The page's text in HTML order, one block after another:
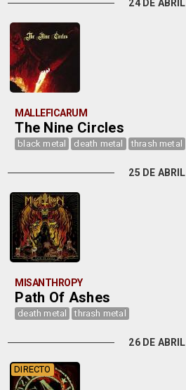
24 DE ABRIL
MALLEFICARUM
The Nine Circles
black metal death metal thrash metal
25 DE ABRIL
MISANTHROPY
Path Of Ashes
death metal thrash metal
26 DE ABRIL
DIRECTO